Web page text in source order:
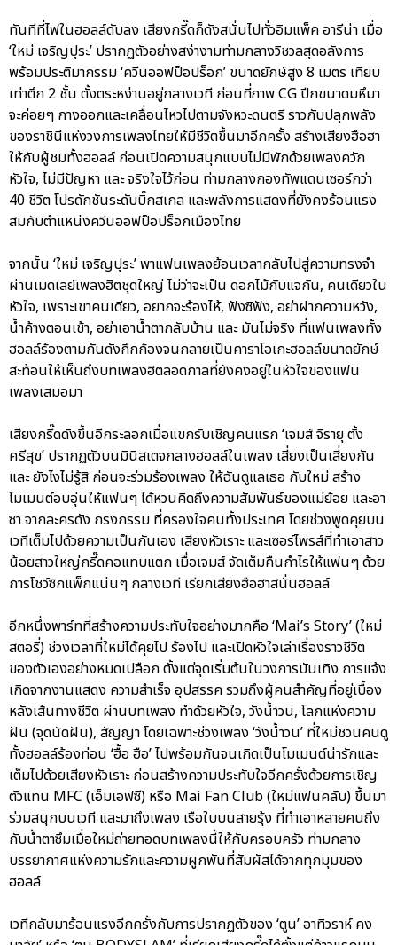
ทันทีที่ไฟในฮอลล์ดับลง เสียงกรี๊ดก็ดังสนั่นไปทั่วอิมแพ็ค อารีน่า เมื่อ
‘ใหม่ เจริญปุระ’ ปรากฏตัวอย่างสง่างามท่ามกลางวิชวลสุดอลังการ
พร้อมประติมากรรม ‘ควีนออฟป็อปร็อก’ ขนาดยักษ์สูง 8 เมตร เทียบ
เท่าตึก 2 ชั้น ตั้งตระหง่านอยู่กลางเวที ก่อนที่ภาพ CG ปีกขนาดมหึมา
จะค่อยๆ กางออกและเคลื่อนไหวไปตามจังหวะดนตรี ราวกับปลุกพลัง
ของราชินีแห่งวงการเพลงไทยให้มีชีวิตขึ้นมาอีกครั้ง สร้างเสียงฮือฮา
ให้กับผู้ชมทั้งฮอลล์ ก่อนเปิดความสนุกแบบไม่มีพักด้วยเพลงควัก
หัวใจ, ไม่มีปัญหา และ จริงใจไว้ก่อน ท่ามกลางกองทัพแดนเซอร์กว่า
40 ชีวิต โปรดักชันระดับบิ๊กสเกล และพลังการแสดงที่ยังคงร้อนแรง
สมกับตำแหน่งควีนออฟป็อปร็อกเมืองไทย
จากนั้น ‘ใหม่ เจริญปุระ’ พาแฟนเพลงย้อนเวลากลับไปสู่ความทรงจำ
ผ่านเมดเลย์เพลงฮิตชุดใหญ่ ไม่ว่าจะเป็น ดอกไม้กับแจกัน, คนเดียวใน
หัวใจ, เพราะเขาคนเดียว, อยากจะร้องไห้, ฟังซิฟัง, อย่าฝากความหวัง,
น้ำค้างตอนเช้า, อย่าเอาน้ำตากลับบ้าน และ มันไม่จริง ที่แฟนเพลงทั้ง
ฮอลล์ร้องตามกันดังกึกก้องจนกลายเป็นคาราโอเกะฮอลล์ขนาดยักษ์
สะท้อนให้เห็นถึงบทเพลงฮิตลอดกาลที่ยังคงอยู่ในหัวใจของแฟน
เพลงเสมอมา
เสียงกรี๊ดดังขึ้นอีกระลอกเมื่อแขกรับเชิญคนแรก ‘เจมส์ จิรายุ ตั้ง
ศรีสุข’ ปรากฏตัวบนมินิสเตจกลางฮอลล์ในเพลง เสี่ยงเป็นเสี่ยงกัน
และ ยังไงไม่รู้สิ ก่อนจะร่วมร้องเพลง ให้ฉันดูแลเธอ กับใหม่ สร้าง
โมเมนต์อบอุ่นให้แฟนๆ ได้หวนคิดถึงความสัมพันธ์ของแม่ย้อย และอา
ซา จากละครดัง กรงกรรม ที่ครองใจคนทั้งประเทศ โดยช่วงพูดคุยบน
เวทีเต็มไปด้วยความเป็นกันเอง เสียงหัวเราะ และเซอร์ไพรส์ที่ทำเอาสาว
น้อยสาวใหญ่กรี๊ดคอแทบแตก เมื่อเจมส์ จัดเต็มคืนกำไรให้แฟนๆ ด้วย
การโชว์ซิกแพ็กแน่นๆ กลางเวที เรียกเสียงฮือฮาสนั่นฮอลล์
อีกหนึ่งพาร์ทที่สร้างความประทับใจอย่างมากคือ ‘Mai’s Story’ (ใหม่
สตอรี่) ช่วงเวลาที่ใหม่ได้คุยไป ร้องไป และเปิดหัวใจเล่าเรื่องราวชีวิต
ของตัวเองอย่างหมดเปลือก ตั้งแต่จุดเริ่มต้นในวงการบันเทิง การแจ้ง
เกิดจากงานแสดง ความสำเร็จ อุปสรรค รวมถึงผู้คนสำคัญที่อยู่เบื้อง
หลังเส้นทางชีวิต ผ่านบทเพลง ทำด้วยหัวใจ, วังน้ำวน, โลกแห่งความ
ฝัน (จุดนัดฝัน), สัญญา โดยเฉพาะช่วงเพลง ‘วังน้ำวน’ ที่ใหม่ชวนคนดู
ทั้งฮอลล์ร้องท่อน ‘ฮื้อ ฮือ’ ไปพร้อมกันจนเกิดเป็นโมเมนต์น่ารักและ
เต็มไปด้วยเสียงหัวเราะ ก่อนสร้างความประทับใจอีกครั้งด้วยการเชิญ
ตัวแทน MFC (เอ็มเอฟซี) หรือ Mai Fan Club (ใหม่แฟนคลับ) ขึ้นมา
ร่วมสนุกบนเวที และมาถึงเพลง เรือใบบนสายรุ้ง ที่ทำเอาหลายคนถึง
กับน้ำตาซึมเมื่อใหม่ถ่ายทอดบทเพลงนี้ให้กับครอบครัว ท่ามกลาง
บรรยากาศแห่งความรักและความผูกพันที่สัมผัสได้จากทุกมุมของ
ฮอลล์
เวทีกลับมาร้อนแรงอีกครั้งกับการปรากฏตัวของ ‘ตูน’ อาทิวราห์ คง